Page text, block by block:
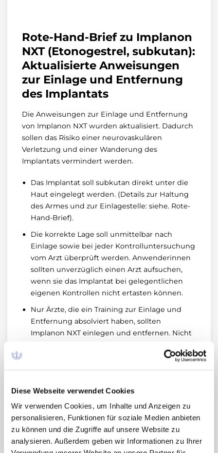
Diese Webseite verwendet Cookies
Wir verwenden Cookies, um Inhalte und Anzeigen zu
personalisieren, Funktionen für soziale Medien anbieten
zu können und die Zugriffe auf unsere Website zu
analysieren. Außerdem geben wir Informationen zu Ihrer
Rote-Hand-Brief zu Implanon
NXT (Etonogestrel, subkutan):
Aktualisierte Anweisungen
zur Einlage und Entfernung
des Implantats
Die Anweisungen zur Einlage und Entfernung
von Implanon NXT wurden aktualisiert. Dadurch
sollen das Risiko einer neurovaskulären
Verletzung und einer Wanderung des
Implantats vermindert werden.
Das Implantat soll subkutan direkt unter die
Haut eingelegt werden. (Details zur Haltung
des Armes und zur Einlagestelle: siehe. Rote-
Hand-Brief).
Die korrekte Lage soll unmittelbar nach
Einlage sowie bei jeder Kontrolluntersuchung
vom Arzt überprüft werden. Anwenderinnen
sollten unverzüglich einen Arzt aufsuchen,
wenn sie das Implantat bei gelegentlichen
eigenen Kontrollen nicht ertasten können.
Nur Ärzte, die ein Training zur Einlage und
Entfernung absolviert haben, sollten
Implanon NXT einlegen und entfernen. Nicht
Arzt entfernt werden, der Erfahrung mit der
Entfernung tiefliegender Implantate hat.
Implanon NXT ist ein biologisch nicht
abbaubares, lang wirkendes hormonelles
Implantat zur Empfängnisverhütung. Eine
tiefere als subkutane Einlage kann zu Nerven-
oder Gefäßverletzungen führen sowie zur
Wanderung des Implantats innerhalb des Armes